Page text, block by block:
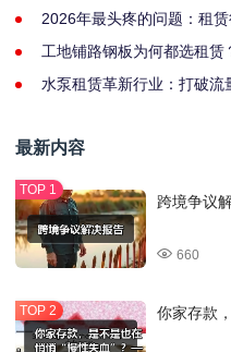
2026年最头疼的问题：租
工地铺路钢板为何都选租赁
水泵租赁革新行业：打破流
最新内容
跨境争议
660
你家存款